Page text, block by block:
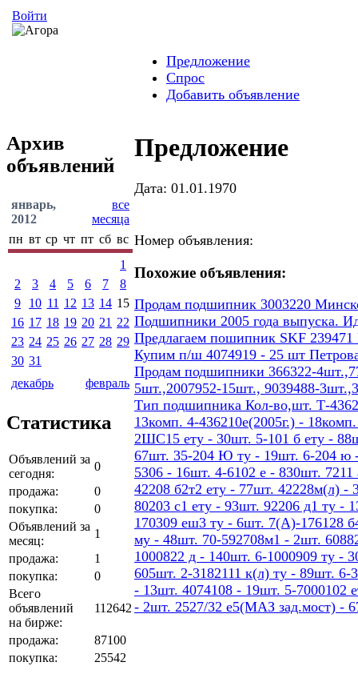
Войти
Предложение
Спрос
Добавить объявление
Архив
объявлений
январь,
2012
все
месяца
пн вт ср чт пт сб вс
1
2
3 4 5 6 7
8
9
10 11 12 13 14 15
16 17 18 19 20 21 22
23 24 25 26 27 28 29
30 31
декабрь
февраль
Статистика
Объявлений за
сегодня:
0
продажа:
0
покупка:
0
Объявлений за
месяц:
1
продажа:
1
покупка:
0
Всего
объявлений
на бирже:
112642
продажа:
87100
покупка:
25542
Предложение
Дата: 01.01.1970
Номер объявления:
Похожие объявления:
Продам подшипник 3003220
Подшипники 2005 года выпуска.
Предлагаем пошипник SKF 239471
Купим п/ш 4074919 - 25 шт
Продам подшипники 366322-
5шт.,2007952-15шт., 9039488-
Тип подшипника Кол-во,шт. Т-
13комп. 4-436210е(2005г.) -
2ШС15 ету - 30шт. 5-101 б ету -
67шт. 35-204 Ю ту - 19шт. 6-204 ю
5306 - 16шт. 4-6102 е - 830шт.
42208 б2т2 ету - 77шт. 42228м(л)
80203 с1 ету - 93шт. 92206 д1 ту
170309 еш3 ту - 6шт. 7(А)-176128
му - 48шт. 70-592708м1 - 2шт.
1000822 д - 140шт. 6-1000909 ту -
605шт. 2-3182111 к(л) ту - 89шт.
- 13шт. 4074108 - 19шт. 5-7000102
- 2шт. 2527/32 е5(МАЗ зад.мост) -